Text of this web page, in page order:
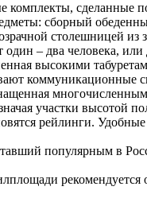
сделанные
сборный
столешницей из
один – два человека,
высокими
коммуникационные
участки высотой
рейлинги.
популярным в
рекомендуется